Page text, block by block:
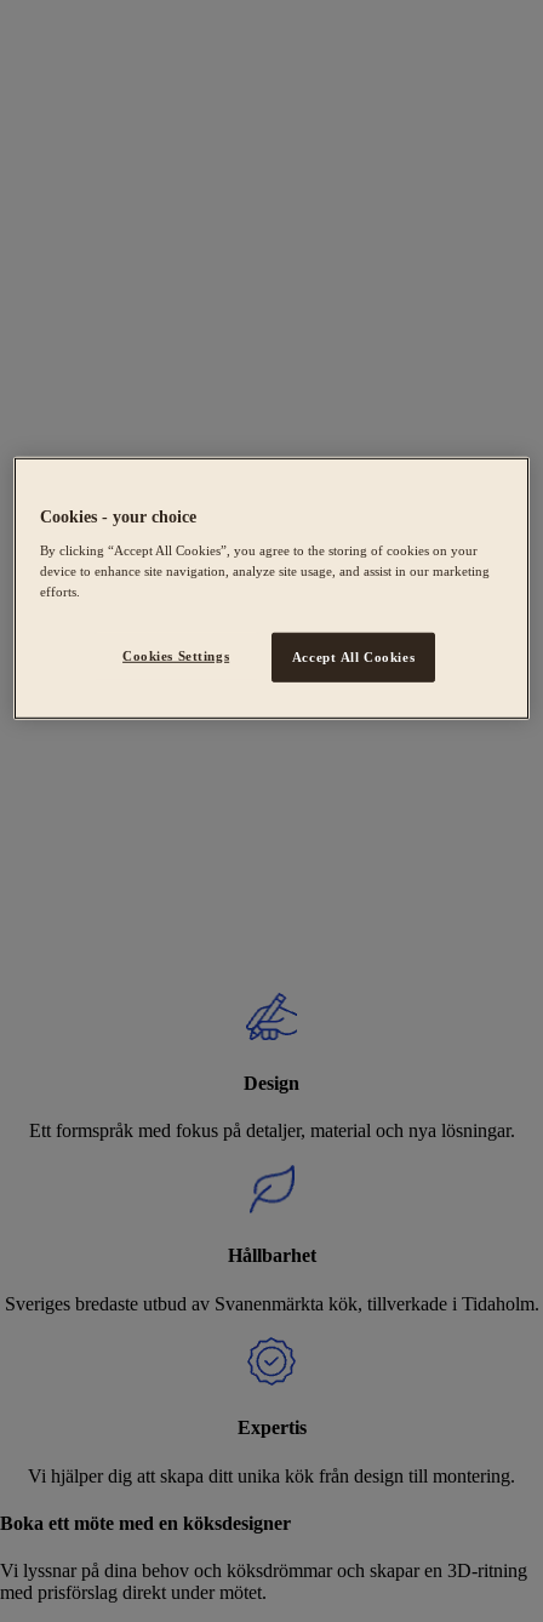
Design
Ett formspråk med fokus på detaljer, material och nya lösningar.
Hållbarhet
Sveriges bredaste utbud av Svanenmärkta kök, tillverkade i Tidaholm.
Expertis
Vi hjälper dig att skapa ditt unika kök från design till montering.
Boka ett möte med en köksdesigner
Vi lyssnar på dina behov och köksdrömmar och skapar en 3D-ritning
med prisförslag direkt under mötet.
Cookies - your choice
By clicking “Accept All Cookies”, you agree to the storing of cookies on your
device to enhance site navigation, analyze site usage, and assist in our marketing
efforts.
Cookies Settings Accept All Cookies